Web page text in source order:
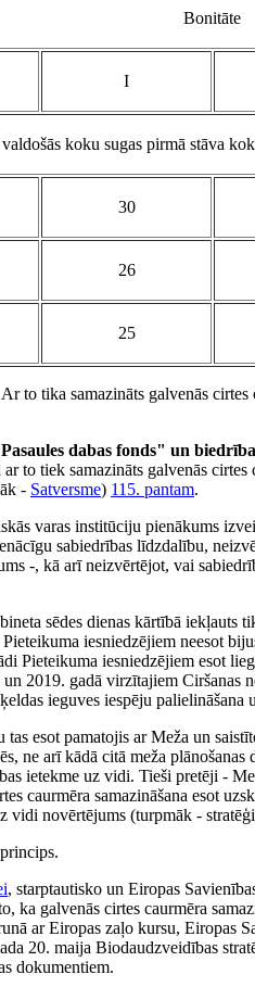
Bonitāte
I
valdošās koku sugas pirmā stāva
30
26
25
to tika samazināts galvenās
dabas fonds" un
tiek samazināts galvenās cirtes
- Satversme) 115. pantam.
varas institūciju pienākums
sabiedrības līdzdalību,
-, kā arī neizvērtējot, vai
sēdes dienas kārtībā iekļauts
iesniedzējiem neesot
Pieteikuma iesniedzējiem esot
2019. gadā virzītajiem Ciršanas
ieguves iespēju palielināšana
esot pamatojis ar Meža un
ne arī kādā citā meža plānošanas
ietekme uz vidi. Tieši pretēji -
caurmēra samazināšana esot
vidi novērtējums (turpmāk -
, starptautisko un Eiropas
galvenās cirtes caurmēra
ar Eiropas zaļo kursu, Eiropas
20. maija Biodaudzveidības
dokumentiem.